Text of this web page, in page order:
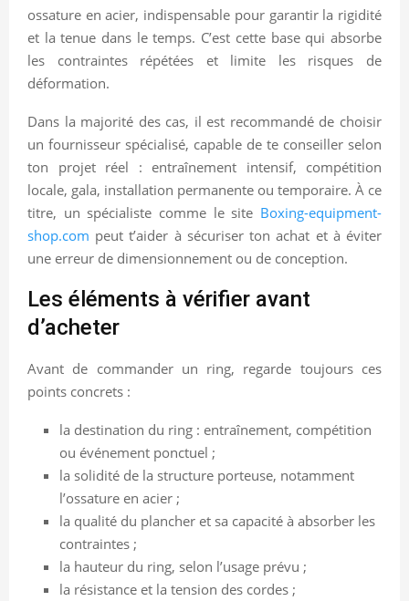
ossature en acier, indispensable pour garantir la rigidité
et la tenue dans le temps. C’est cette base qui absorbe
les contraintes répétées et limite les risques de
déformation.
Dans la majorité des cas, il est recommandé de choisir
un fournisseur spécialisé, capable de te conseiller selon
ton projet réel : entraînement intensif, compétition
locale, gala, installation permanente ou temporaire. À ce
titre, un spécialiste comme le site Boxing-equipment-
shop.com peut t’aider à sécuriser ton achat et à éviter
une erreur de dimensionnement ou de conception.
Les éléments à vérifier avant
d’acheter
Avant de commander un ring, regarde toujours ces
points concrets :
la destination du ring : entraînement, compétition
ou événement ponctuel ;
la solidité de la structure porteuse, notamment
l’ossature en acier ;
la qualité du plancher et sa capacité à absorber les
contraintes ;
la hauteur du ring, selon l’usage prévu ;
la résistance et la tension des cordes ;